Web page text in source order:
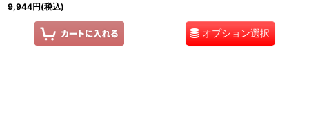
9,944円(税込)
オプション選択